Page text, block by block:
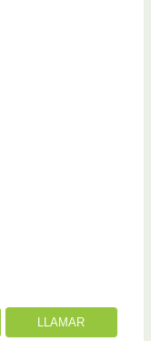
LLAMAR